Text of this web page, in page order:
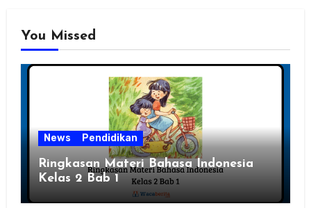
You Missed
News Pendidikan
Ringkasan Materi Bahasa Indonesia
Kelas 2 Bab 1